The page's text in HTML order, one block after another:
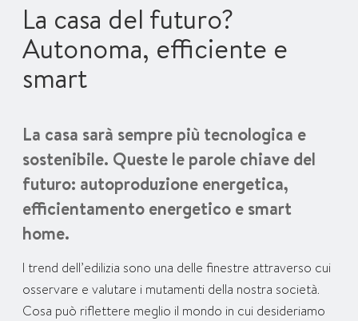
La casa del futuro?
Autonoma, efficiente e
smart
La casa sarà sempre più tecnologica e
sostenibile. Queste le parole chiave del
futuro: autoproduzione energetica,
efficientamento energetico e smart
home.
I trend dell’edilizia sono una delle finestre attraverso cui
osservare e valutare i mutamenti della nostra società.
Cosa può riflettere meglio il mondo in cui desideriamo